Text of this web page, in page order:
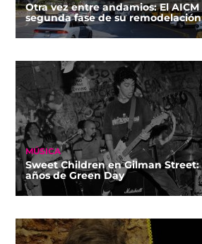
Otra vez entre andamios: El
segunda fase de su remodelación
MÚSICA
Sweet Children en Gilman Street:
años de Green Day